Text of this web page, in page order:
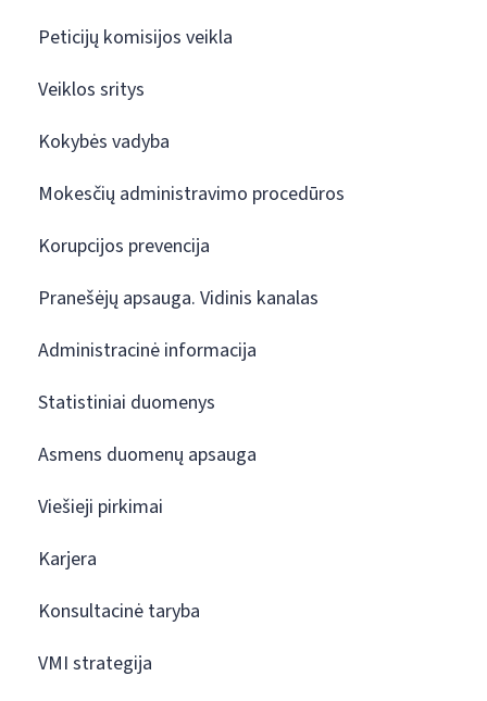
Peticijų komisijos veikla
Veiklos sritys
Kokybės vadyba
Mokesčių administravimo procedūros
Korupcijos prevencija
Pranešėjų apsauga. Vidinis kanalas
Administracinė informacija
Statistiniai duomenys
Asmens duomenų apsauga
Viešieji pirkimai
Karjera
Konsultacinė taryba
VMI strategija